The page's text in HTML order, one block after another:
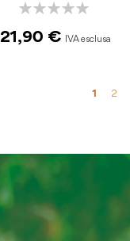
Rating:
21,90 €
Pagina
1 2